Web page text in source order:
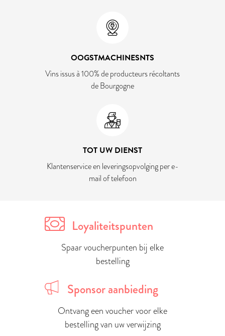
OOGSTMACHINESNTS
Vins issus à 100% de producteurs récoltants
de Bourgogne
TOT UW DIENST
Klantenservice en leveringsopvolging per e-
mail of telefoon
Loyaliteitspunten
Spaar voucherpunten bij elke
bestelling
Sponsor aanbieding
Ontvang een voucher voor elke
bestelling van uw verwijzing